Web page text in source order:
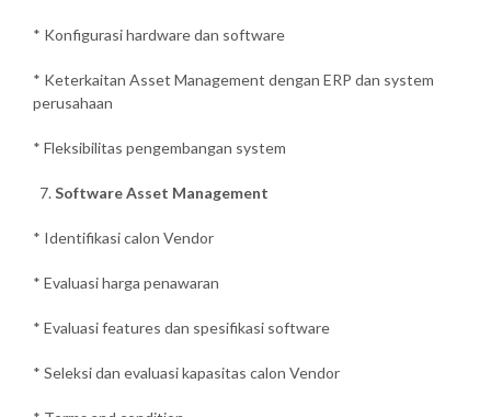
* Konfigurasi hardware dan software
* Keterkaitan Asset Management dengan ERP dan system
perusahaan
* Fleksibilitas pengembangan system
Software Asset Management
* Identifikasi calon Vendor
* Evaluasi harga penawaran
* Evaluasi features dan spesifikasi software
* Seleksi dan evaluasi kapasitas calon Vendor